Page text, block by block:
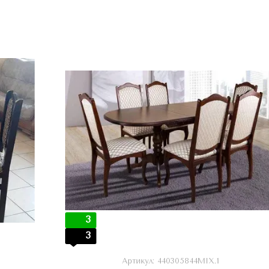
3
3
Артикул: 440305844МIX.1